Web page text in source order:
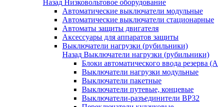
Назад Низковольтовое оборудование
Автоматические выключатели модульные
Автоматические выключатели стационарные
Автоматы защиты двигателя
Аксессуары для аппаратов защиты
Выключатели нагрузки (рубильники)
Назад Выключатели нагрузки (рубильники)
Блоки автоматического ввода резерва
Выключатели нагрузки модульные
Выключатели пакетные
Выключатели путевые, концевые
Выключатели-разъединители ВР32